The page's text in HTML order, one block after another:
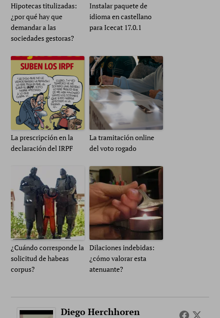
Hipotecas titulizadas:
¿por qué hay que
demandar a las
sociedades gestoras?
Instalar paquete de
idioma en castellano
para Icecat 17.0.1
La prescripción en la
declaración del IRPF
La tramitación online
del voto rogado
¿Cuándo corresponde la
solicitud de habeas
corpus?
Dilaciones indebidas:
¿cómo valorar esta
atenuante?
Diego Herchhoren